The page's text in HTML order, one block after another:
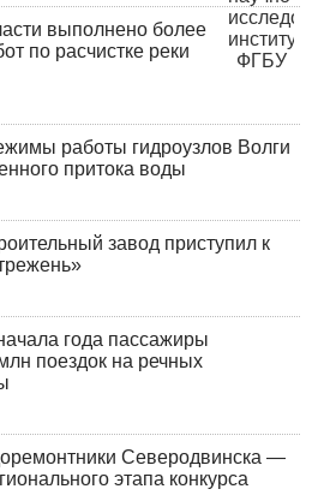
выполнено более
по расчистке реки
работы гидроузлов Волги
притока воды
завод приступил к
года пассажиры
поездок на речных
Северодвинска —
этапа конкурса